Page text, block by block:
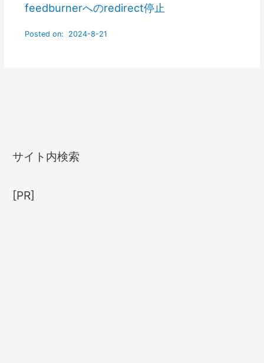
feedburnerへのredirect停止
サイト内検索
[PR]